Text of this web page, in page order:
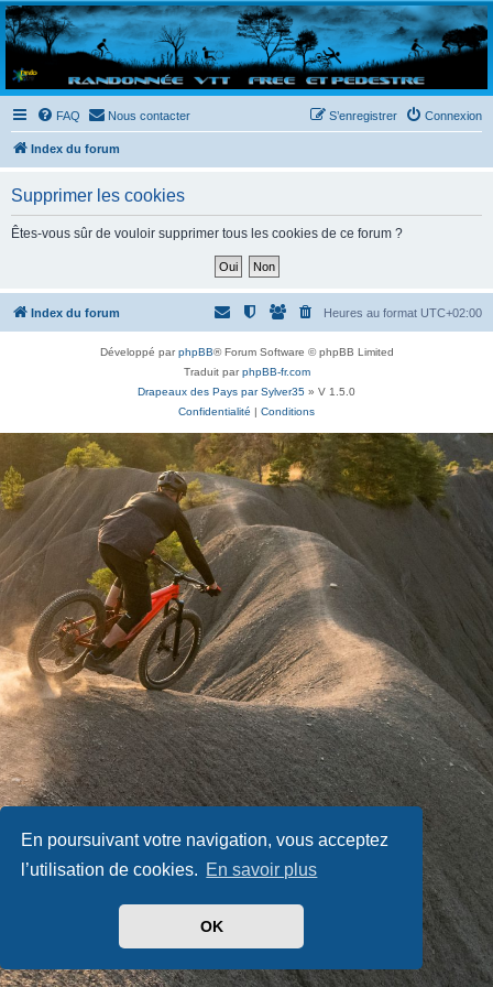
En poursuivant votre navigation, vous acceptez
l’utilisation de cookies. En savoir plus
OK
Randovttfree.fr
Bienvenue sur le site des randos vtt et pédestre de Bretagne . Bonne navigation sur le site
et bonnes randos dans l'Ouest !
FAQ Nous contacter Connexion
S’enregistrer
Index du forum
Supprimer les cookies
Êtes-vous sûr de vouloir supprimer tous les cookies de ce forum ?
Index du forum Heures au format UTC+02:00
Développé parphpBB® Forum Software © phpBB Limited
Traduit parphpBB-fr.com
Drapeaux des Pays par Sylver35 » V 1.5.0
Confidentialité | Conditions